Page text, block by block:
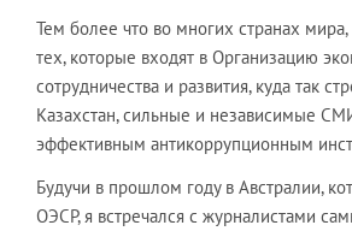
Тем более что во многих странах
тех, которые входят в Организацию
сотрудничества и развития, куда так
Казахстан, сильные и независимые
эффективным антикоррупционным
Будучи в прошлом году в Австралии,
ОЭСР, я встречался с журналистами